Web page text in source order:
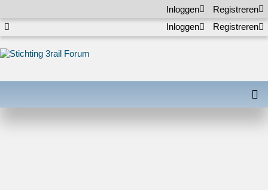
Inloggen
Registreren
Inloggen
Registreren